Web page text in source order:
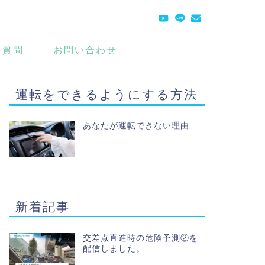
問 お問い合わせ
運転をできるようにする方法
あなたが運転できない理由
新着記事
交差点直進時の危険予測②を
配信しました。